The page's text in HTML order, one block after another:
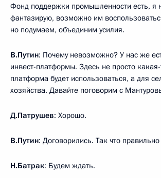
Фонд поддержки промышленности есть, я
фантазирую, возможно им
но подумаем, объединим усилия.
В.Путин: Почему невозможно? У нас же
инвест-платформы. Здесь не просто какая-
платформа будет использоваться, а для
хозяйства. Давайте поговорим с
Д.Патрушев: Хорошо.
В.Путин: Договорились. Так что
Н.Батрак: Будем ждать.